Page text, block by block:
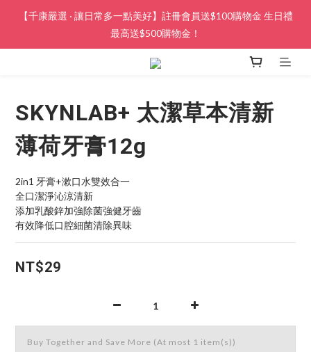
【千康嚴選 · 讓日常多一點美好】註冊會員送$100購物金 生日禮
最高送$500購物金！
SKYNLAB+ 太潔草本清新
薄荷牙膏12g
2in1 牙膏+漱口水雙效合一
全口潔淨沁涼清新
添加乳酸鋅加強除菌強健牙齒
有效降低口腔細菌清除異味
NT$29
Buy Together and Save More (At most 1 item(s))